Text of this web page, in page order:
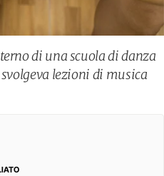
di una scuola di danza
lezioni di musica